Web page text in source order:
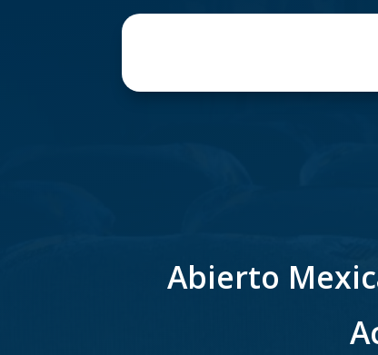
Abierto